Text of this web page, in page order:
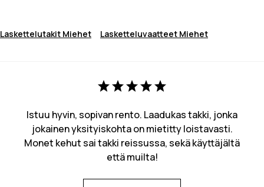
Laskettelutakit Miehet Lasketteluvaatteet Miehet
Istuu hyvin, sopivan rento. Laadukas takki, jonka
jokainen yksityiskohta on mietitty loistavasti.
Monet kehut sai takki reissussa, sekä käyttäjältä
että muilta!